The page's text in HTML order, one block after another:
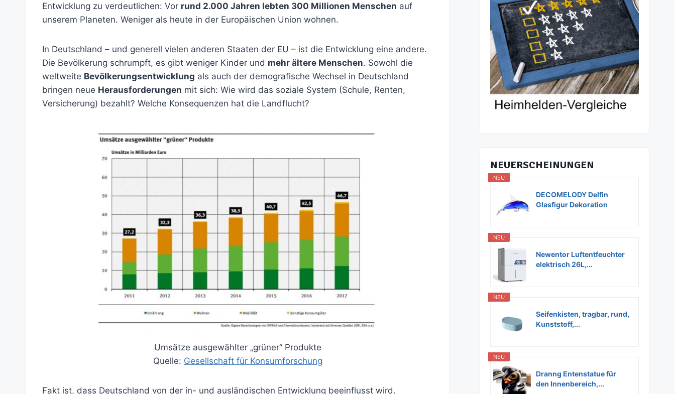
Entwicklung zu verdeutlichen: Vor rund 2.000 Jahren lebten 300 Millionen Menschen auf
unserem Planeten. Weniger als heute in der Europäischen Union wohnen.
In Deutschland – und generell vielen anderen Staaten der EU – ist die Entwicklung eine andere.
Die Bevölkerung schrumpft, es gibt weniger Kinder und mehr ältere Menschen. Sowohl die
weltweite Bevölkerungsentwicklung als auch der demografische Wechsel in Deutschland
bringen neue Herausforderungen mit sich: Wie wird das soziale System (Schule, Renten,
Versicherung) bezahlt? Welche Konsequenzen hat die Landflucht?
Umsätze ausgewählter „grüner“ Produkte
Quelle: Gesellschaft für Konsumforschung
Fakt ist, dass Deutschland von der in- und ausländischen Entwicklung beeinflusst wird.
NEUERSCHEINUNGEN
NEU
DECOMELODY Delfin
Glasfigur Dekoration
NEU
Newentor Luftentfeuchter
elektrisch 26L,...
NEU
Seifenkisten, tragbar, rund,
Kunststoff,...
NEU
Dranng Entenstatue für
den Innenbereich,...